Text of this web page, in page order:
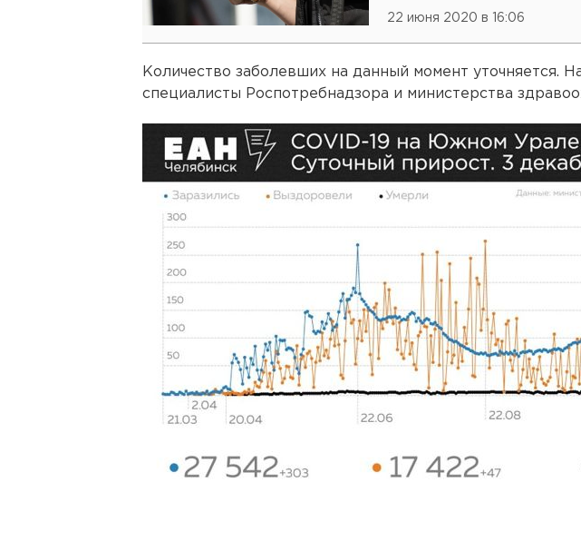
22 июня 2020 в 16:06
Количество заболевших на данный момент уточняется.
специалисты Роспотребнадзора и министерства